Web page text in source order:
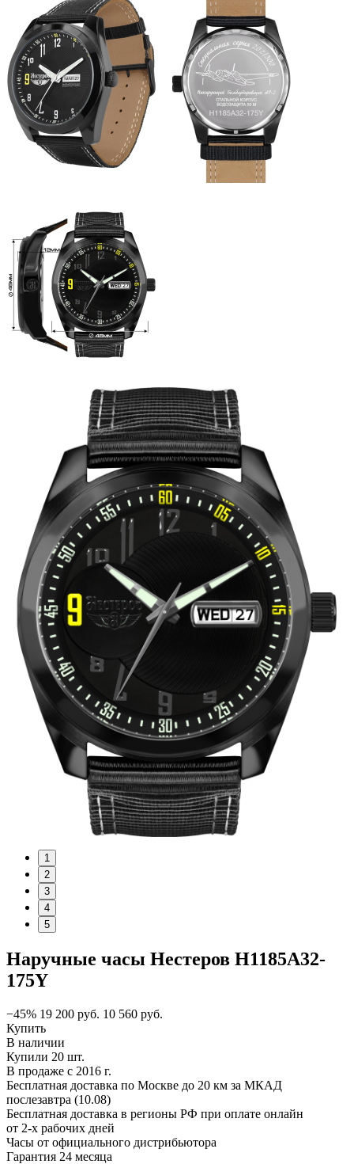
1
2
3
4
5
Наручные часы Нестеров H1185A32-
175Y
−45% 19 200 руб. 10 560 руб.
Купить
В наличии
Купили 20 шт.
В продаже с 2016 г.
Бесплатная доставка по Москве до 20 км за МКАД
послезавтра (10.08)
Бесплатная доставка в регионы РФ при оплате онлайн
от 2-х рабочих дней
Часы от официального дистрибьютора
Гарантия 24 месяца